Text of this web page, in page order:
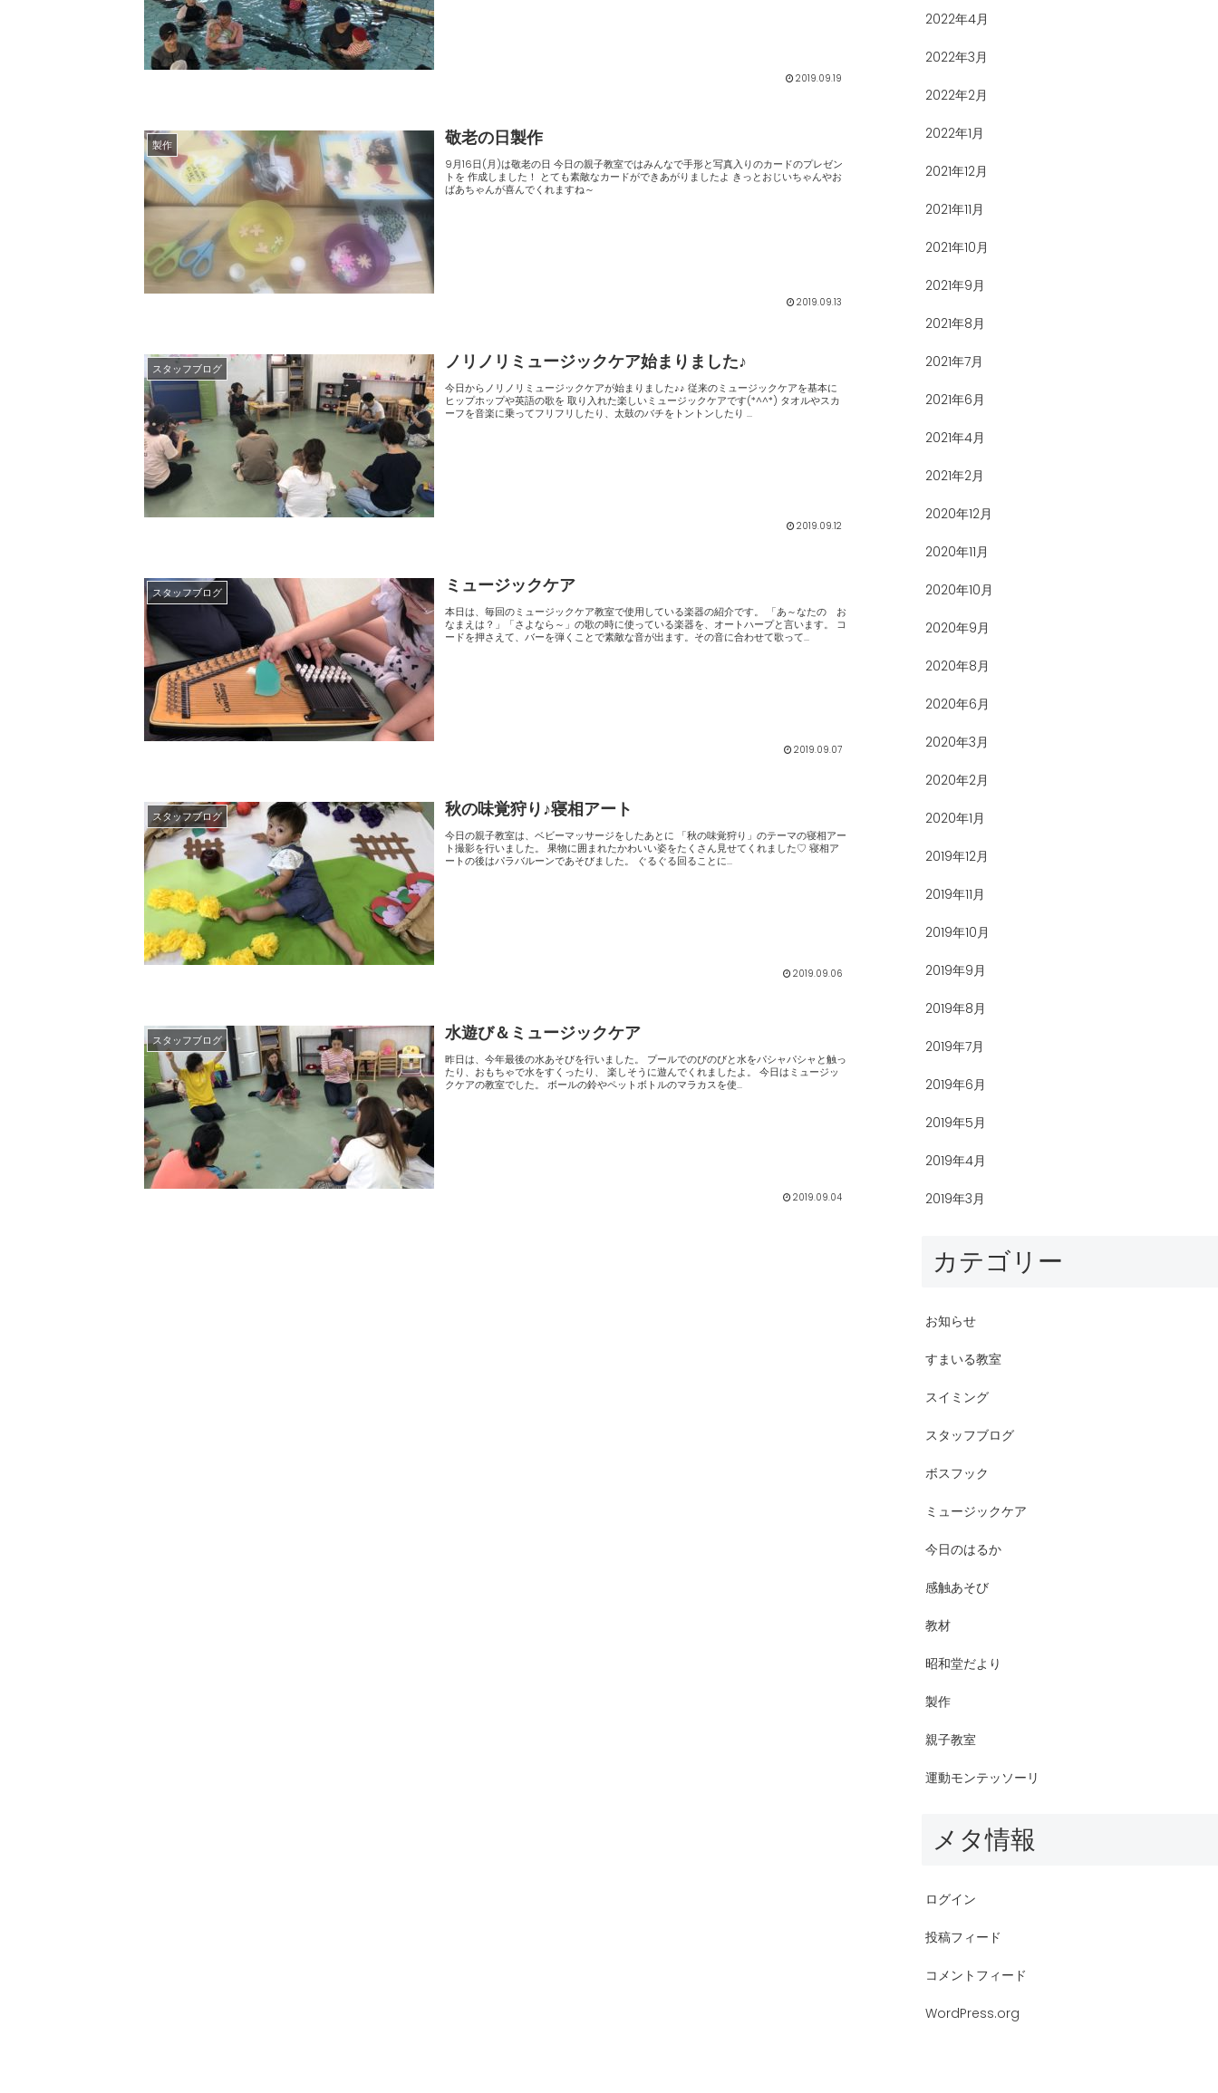
2019.09.19
製作 敬老の日製作
9月16日(月)は敬老の日 今日の親子教室ではみんなで手形と写真入りのカードのプレゼン
トを 作成しました！ とても素敵なカードができあがりましたよ きっとおじいちゃんやお
ばあちゃんが喜んでくれますね～
2019.09.13
スタッフブログ ノリノリミュージックケア始まりました♪
今日からノリノリミュージックケアが始まりました♪♪ 従来のミュージックケアを基本に
ヒップホップや英語の歌を 取り入れた楽しいミュージックケアです(*^^*) タオルやスカ
ーフを音楽に乗ってフリフリしたり、太鼓のバチをトントンしたり ...
2019.09.12
スタッフブログ ミュージックケア
本日は、毎回のミュージックケア教室で使用している楽器の紹介です。 「あ～なたの お
なまえは？」「さよなら～」の歌の時に使っている楽器を、オートハープと言います。 コ
ードを押さえて、バーを弾くことで素敵な音が出ます。その音に合わせて歌って...
2019.09.07
スタッフブログ 秋の味覚狩り♪寝相アート
今日の親子教室は、ベビーマッサージをしたあとに 「秋の味覚狩り」のテーマの寝相アー
ト撮影を行いました。 果物に囲まれたかわいい姿をたくさん見せてくれました♡ 寝相ア
ートの後はパラバルーンであそびました。 ぐるぐる回ることに...
2019.09.06
スタッフブログ 水遊び＆ミュージックケア
昨日は、今年最後の水あそびを行いました。 プールでのびのびと水をパシャパシャと触っ
たり、おもちゃで水をすくったり、 楽しそうに遊んでくれましたよ。 今日はミュージッ
クケアの教室でした。 ボールの鈴やペットボトルのマラカスを使...
2019.09.04
2022年4月
2022年3月
2022年2月
2022年1月
2021年12月
2021年11月
2021年10月
2021年9月
2021年8月
2021年7月
2021年6月
2021年4月
2021年2月
2020年12月
2020年11月
2020年10月
2020年9月
2020年8月
2020年6月
2020年3月
2020年2月
2020年1月
2019年12月
2019年11月
2019年10月
2019年9月
2019年8月
2019年7月
2019年6月
2019年5月
2019年4月
2019年3月
カテゴリー
お知らせ
すまいる教室
スイミング
スタッフブログ
ボスフック
ミュージックケア
今日のはるか
感触あそび
教材
昭和堂だより
製作
親子教室
運動モンテッソーリ
メタ情報
ログイン
投稿フィード
コメントフィード
WordPress.org